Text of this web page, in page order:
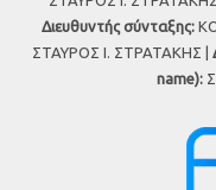
Διευθυντής σύνταξης:
ΣΤΑΥΡΟΣ Ι. ΣΤΡΑΤΑΚΗΣ |
name):